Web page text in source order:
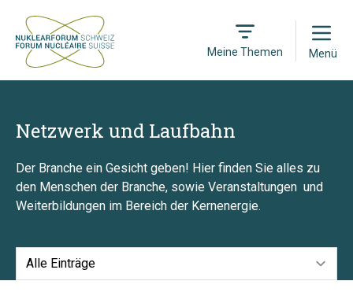
Meine Themen
Open
Menü
Netzwerk und Laufbahn
Der Branche ein Gesicht geben! Hier finden Sie alles zu
den Menschen der Branche, sowie Veranstaltungen und
Weiterbildungen im Bereich der Kernenergie.